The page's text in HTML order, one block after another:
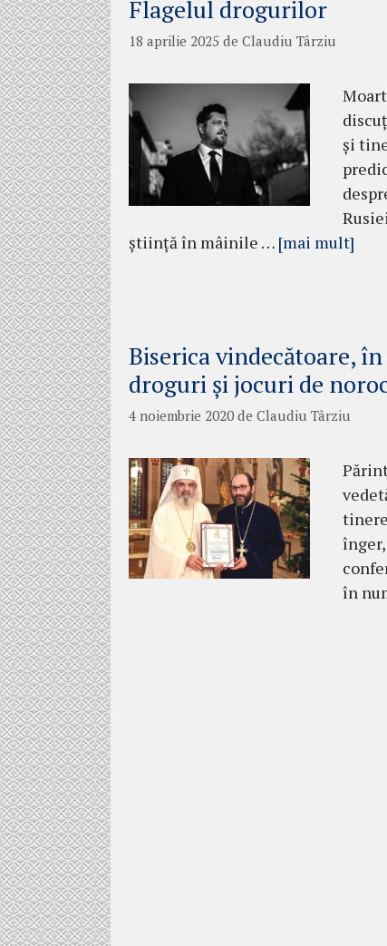
Flagelul drogurilor
18 aprilie 2025 de Claudiu Târziu
și
știință în mâinile … [mai mult]
Biserica vindecătoare,
droguri și jocuri de
4 noiembrie 2020 de Claudiu Târziu
în